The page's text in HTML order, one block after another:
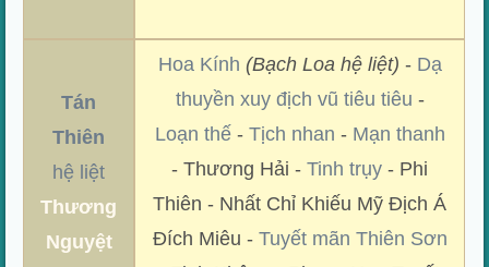
Tán
Thiên
hệ liệt
Thương
Nguyệt
Hoa Kính (Bạch Loa hệ liệt) - Dạ
thuyền xuy địch vũ tiêu tiêu -
Loạn thế- Tịch nhan - Mạn thanh
- Thương Hải -Tinh trụy - Phi
Thiên - Nhất Chỉ Khiếu Mỹ Địch Á
Đích Miêu - Tuyết mãn Thiên Sơn